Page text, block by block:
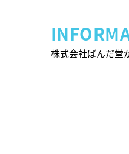
株式会社ばんだ堂